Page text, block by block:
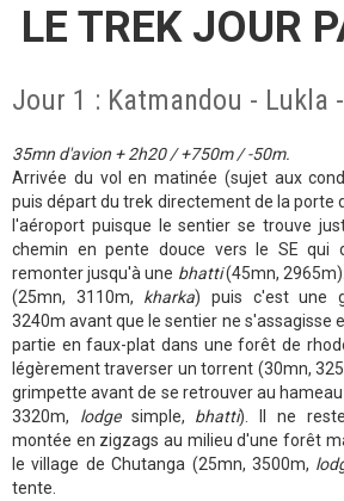
LE TREK JOUR
Jour 1 : Katmandou - Lukla
35mn d'avion +2h20 / +750m / -50m.
Arrivée du vol en matinée (sujet aux
puis départ du trek directement de la porte
l'aéroport puisque le sentier se trouve
chemin en pente douce vers le SE qui
remonter jusqu'à une bhatti(45mn,
(25mn, 3110m, kharka) puis c'est une
3240m avant que le sentier ne s'assagisse
partie en faux-plat dans une forêt de
légèrement traverser un torrent (30mn,
grimpette avant de se retrouver au
3320m, lodgesimple, bhatti). Il ne
montée en zigzags au milieu d'une forêt
le village de Chutanga (25mn, 3500m,
tente.